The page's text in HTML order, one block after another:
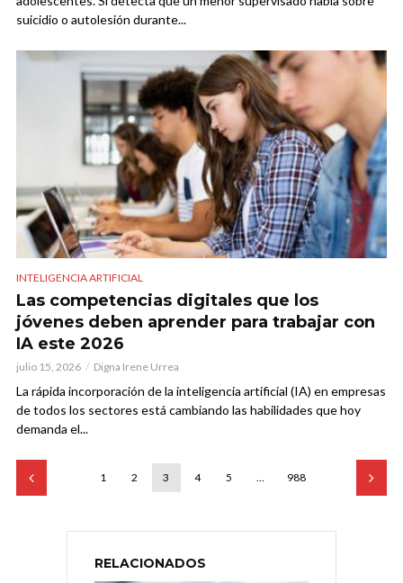
suicidio o autolesión durante...
INTELIGENCIA ARTIFICIAL
Las competencias digitales que los
jóvenes deben aprender para trabajar con
IA este 2026
julio 15, 2026 Digna Irene Urrea
La rápida incorporación de la inteligencia artificial (IA) en empresas
de todos los sectores está cambiando las habilidades que hoy
demanda el...
1 2 3 4 5 … 988
RELACIONADOS